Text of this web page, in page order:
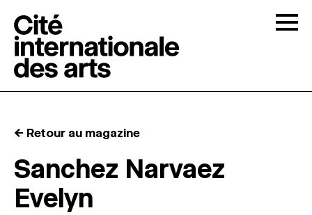
RÉSIDENCES
← Retour au magazine
Sanchez Narvaez
Evelyn